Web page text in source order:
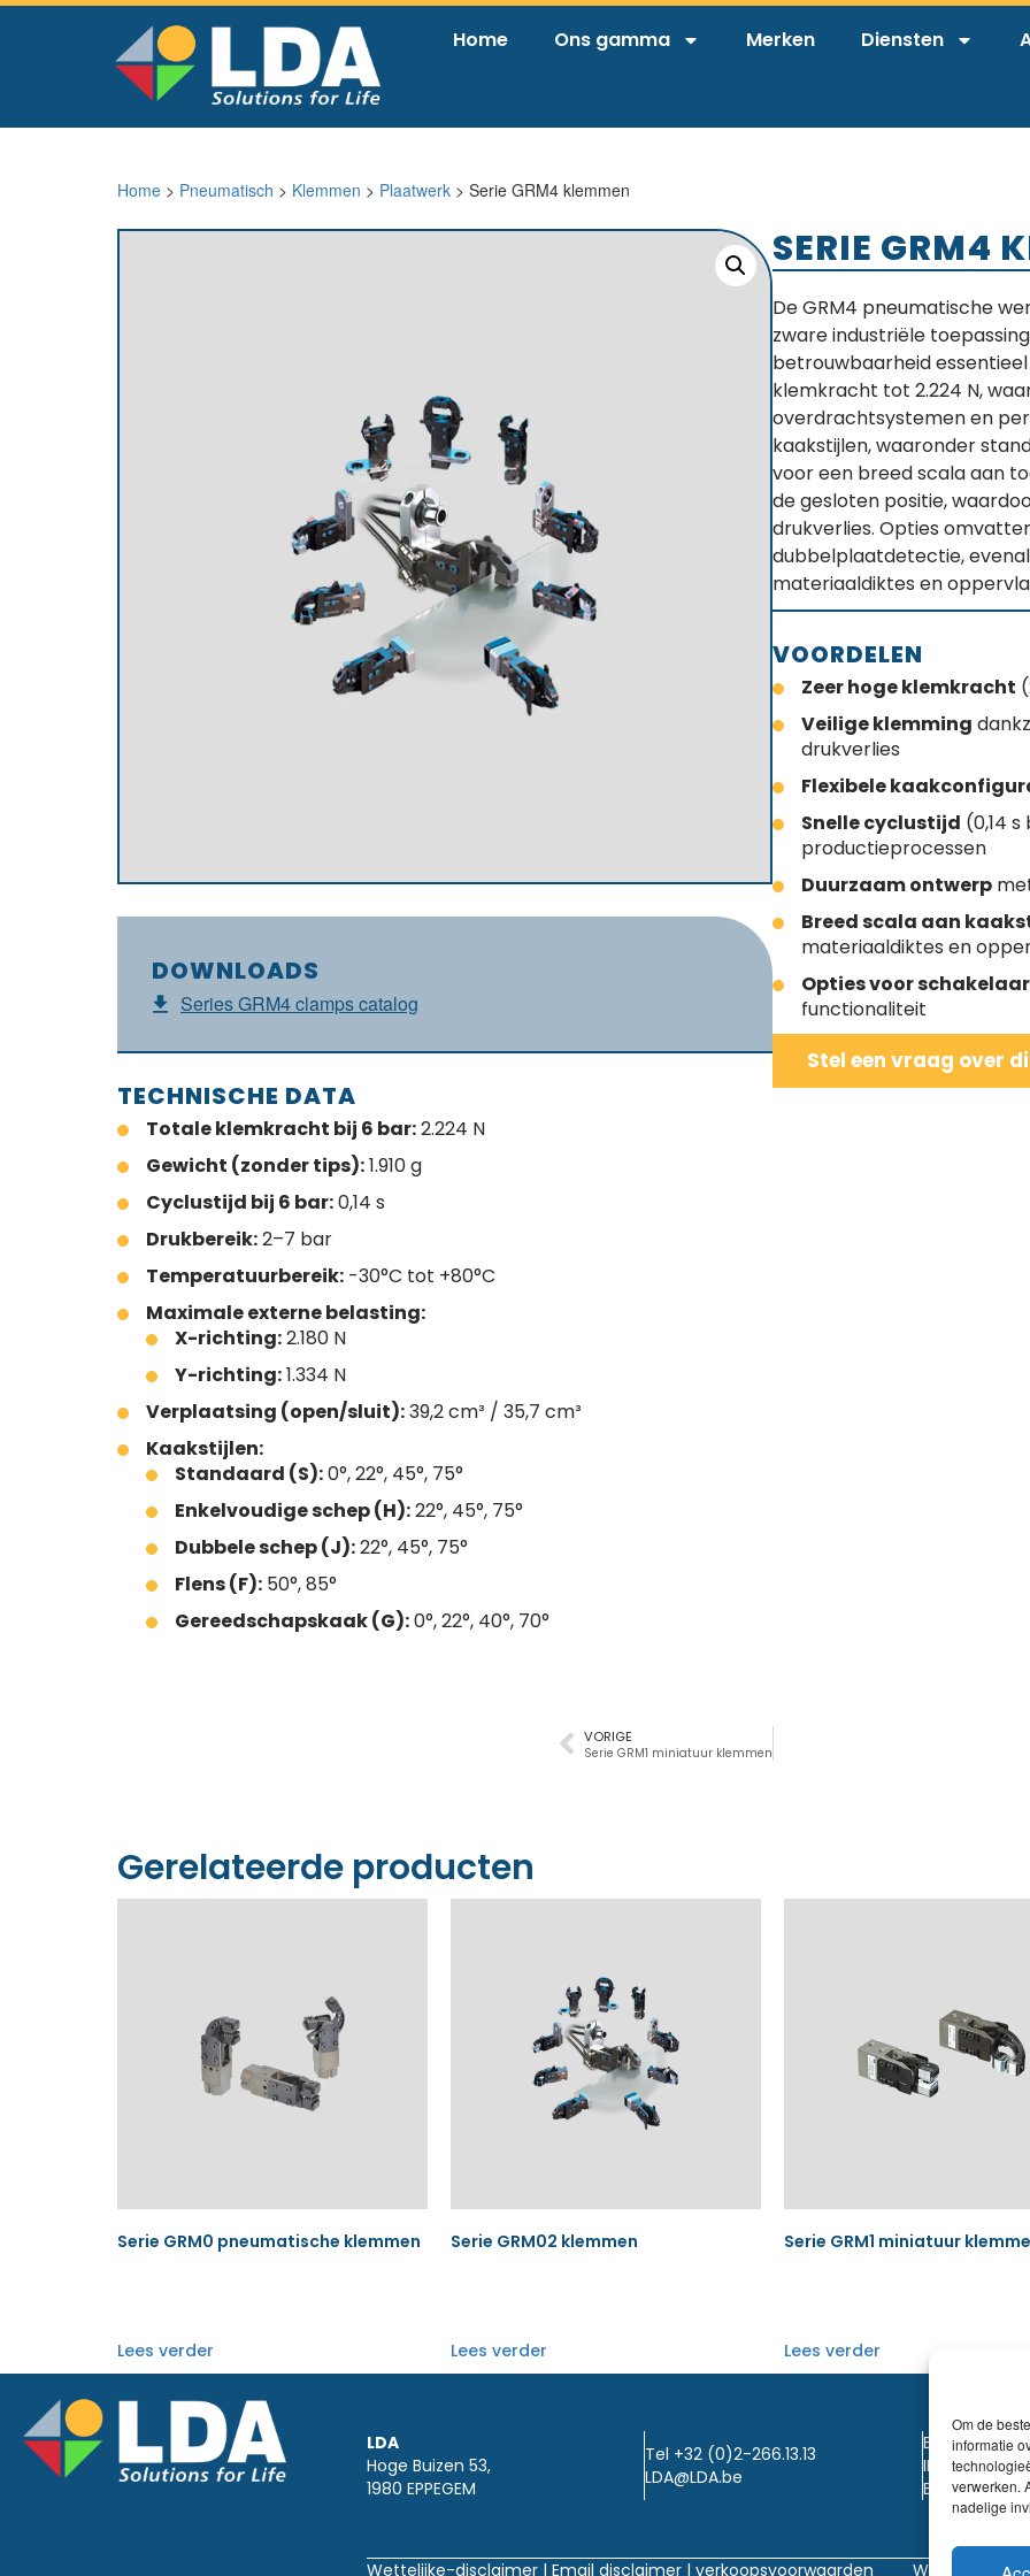
Om de
informatie
verwerken.
nadelige
Home Ons gamma Merken Diensten
Home > Pneumatisch > Klemmen > Plaatwerk > Serie GRM4 klemmen
DOWNLOADS
Series GRM4 clamps catalog
TECHNISCHE DATA
Totale klemkracht bij 6 bar:2.224 N
Gewicht (zonder tips):1.910 g
Cyclustijd bij 6 bar:0,14 s
Drukbereik:2–7 bar
Temperatuurbereik: -30°C tot +80°C
Maximale externe belasting:
X-richting:2.180 N
Y-richting:1.334 N
Verplaatsing (open/sluit):39,2 cm³ / 35,7 cm³
Kaakstijlen:
Standaard (S):0°, 22°, 45°, 75°
Enkelvoudige schep (H):22°, 45°, 75°
Dubbele schep (J):22°, 45°, 75°
Flens (F): 50°, 85°
Gereedschapskaak (G):0°, 22°, 40°, 70°
SERIE GRM4
De GRM4 pneumatische
zware industriële
betrouwbaarheid
klemkracht tot 2.224 N,
overdrachtsystemen en
kaakstijlen, waaronder
voor een breed scala aan
de gesloten positie,
drukverlies. Opties
dubbelplaatdetectie,
materiaaldiktes en
VOORDELEN
Zeer hoge klemkracht
Veilige klemming
drukverlies
Flexibele
Snelle cyclustijd (0,14
productieprocessen
Duurzaam ontwerp
Breed scala aan
materiaaldiktes en
Opties voor
functionaliteit
Stel een vraag over
VORIGE
Serie GRM1 miniatuur klemmen
Gerelateerde producten
Serie GRM0 pneumatische klemmen
Lees verder
Serie GRM02 klemmen
Lees verder
Serie GRM1 miniatuur
Lees verder
LDA
Hoge Buizen 53,
1980 EPPEGEM
Tel +32 (0)2-266.13.13
LDA@LDA.be
BTW:
IBAN: KBC /
BIC: KBC /
Wettelijke-disclaimer| Email disclaimer | verkoopsvoorwaarden Website